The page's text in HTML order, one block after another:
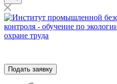
Подать заявку